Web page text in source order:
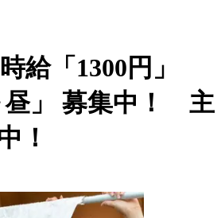
給「1300円」
昼」 募集中！ 主
！